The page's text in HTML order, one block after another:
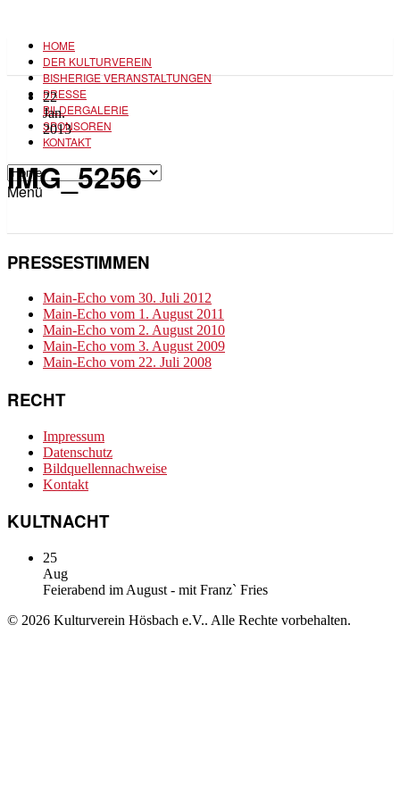
HOME
DER KULTURVEREIN
BISHERIGE VERANSTALTUNGEN
PRESSE
BILDERGALERIE
SPONSOREN
KONTAKT
Menü
22
Jan.
2013
IMG_5256
PRESSESTIMMEN
Main-Echo vom 30. Juli 2012
Main-Echo vom 1. August 2011
Main-Echo vom 2. August 2010
Main-Echo vom 3. August 2009
Main-Echo vom 22. Juli 2008
RECHT
Impressum
Datenschutz
Bildquellennachweise
Kontakt
KULTNACHT
25
Aug
Feierabend im August - mit Franz` Fries
© 2026 Kulturverein Hösbach e.V.. Alle Rechte vorbehalten.